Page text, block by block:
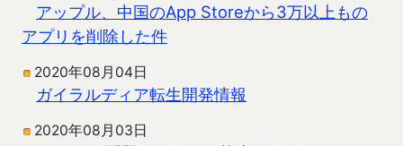
アップル、中国のApp Storeから3万以上もの
アプリを削除した件
2020年08月04日
ガイラルディア転生開発情報
2020年08月03日